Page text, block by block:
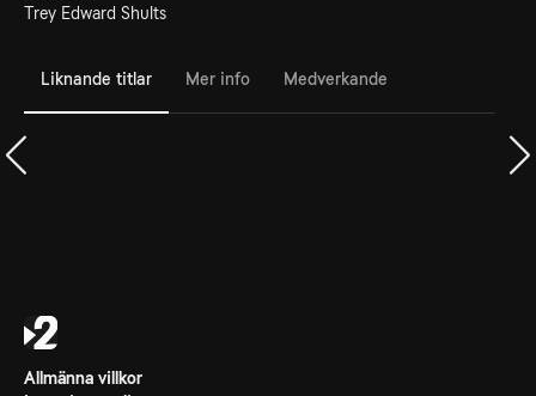
Trey Edward Shults
Liknande titlar Mer info Medverkande
Allmänna villkor